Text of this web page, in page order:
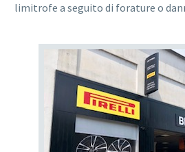
limitrofe a seguito di forature o